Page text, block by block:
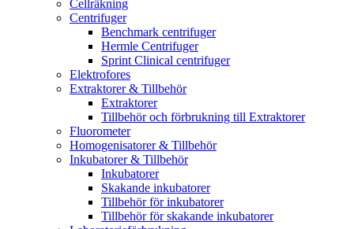
Cellräkning
Centrifuger
Benchmark centrifuger
Hermle Centrifuger
Sprint Clinical centrifuger
Elektrofores
Extraktorer & Tillbehör
Extraktorer
Tillbehör och förbrukning till Extraktorer
Fluorometer
Homogenisatorer & Tillbehör
Inkubatorer & Tillbehör
Inkubatorer
Skakande inkubatorer
Tillbehör för inkubatorer
Tillbehör för skakande inkubatorer